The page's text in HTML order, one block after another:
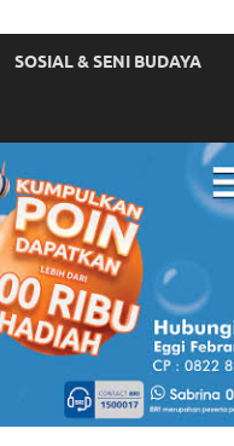
SOSIAL & SENI BUDAYA